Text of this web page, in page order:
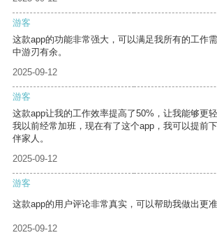
游客
这款app的功能非常强大，可以满足我所有的工作
中游刃有余。
2025-09-12
游客
这款app让我的工作效率提高了50%，让我能够更
我以前经常加班，现在有了这个app，我可以提前
伴家人。
2025-09-12
游客
这款app的用户评论非常真实，可以帮助我做出更准
2025-09-12